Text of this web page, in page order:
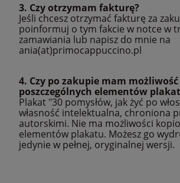
3. Czy otrzymam fakturę?
Jeśli chcesz otrzymać fakturę za
poinformuj o tym fakcie w notce w
zamawiania lub napisz do mnie na
ania(at)primocappuccino.pl
4. Czy po zakupie mam
poszczególnych elementów
Plakat "30 pomysłów, jak żyć po
własność intelektualna, chroniona
autorskimi. Nie ma możliwości
elementów plakatu. Możesz go
jedynie w pełnej, oryginalnej wersji.